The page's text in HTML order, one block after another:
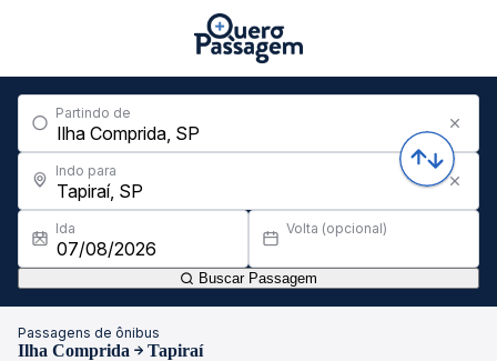
Partindo de
Indo para
Ida Volta (opcional)
Buscar Passagem
Passagens de ônibus
Ilha Comprida Tapiraí